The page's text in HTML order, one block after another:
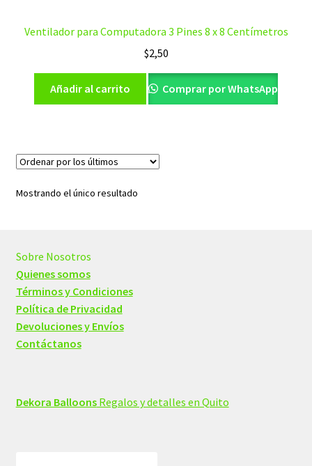
Ventilador para Computadora 3 Pines 8 x 8 Centímetros
$2,50
Añadir al carrito Comprar por WhatsApp
Mostrando el único resultado
Sobre Nosotros
Quienes somos
Términos y Condiciones
Política de Privacidad
Devoluciones y Envíos
Contáctanos
Dekora BalloonsRegalos y detalles en Quito